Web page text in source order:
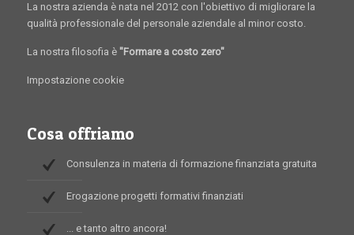
La nostra azienda è nata nel 2012 con l'obiettivo di migliorare la
qualità professionale del personale aziendale al minor costo.
La nostra filosofia è "Formare a costo zero"
Impostazione cookie
Cosa offriamo
Consulenza in materia di formazione finanziata gratuita
Erogazione progetti formativi finanziati
... e tanto altro ancora!